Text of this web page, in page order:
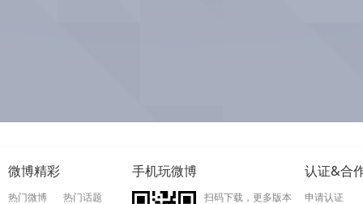
微博精彩
热门微博 热门话题
手机玩微博
扫码下载，更多版本
认证&合
申请认证